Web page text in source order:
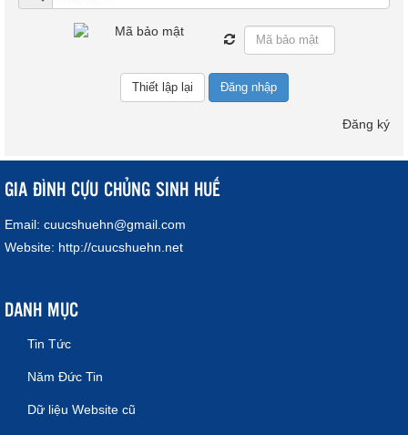
Đăng nhập
Đăng ký
GIA ĐÌNH CỰU CHỦNG SINH HUẾ
Email: cuucshuehn@gmail.com
Website: http://cuucshuehn.net
DANH MỤC
Tin Tức
Năm Đức Tin
Dữ liệu Website cũ